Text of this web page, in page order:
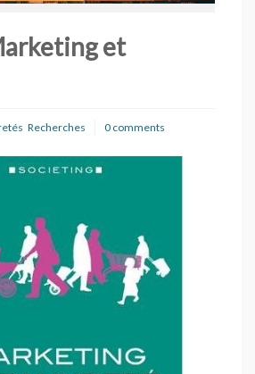
et
Recherches 0 comments